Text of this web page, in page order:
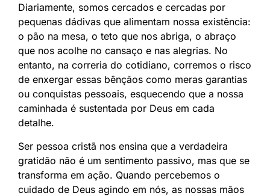
Diariamente, somos cercados e cercadas por
pequenas dádivas que alimentam nossa existência:
o pão na mesa, o teto que nos abriga, o abraço
que nos acolhe no cansaço e nas alegrias. No
entanto, na correria do cotidiano, corremos o risco
de enxergar essas bênçãos como meras garantias
ou conquistas pessoais, esquecendo que a nossa
caminhada é sustentada por Deus em cada
detalhe.
Ser pessoa cristã nos ensina que a verdadeira
gratidão não é um sentimento passivo, mas que se
transforma em ação. Quando percebemos o
cuidado de Deus agindo em nós, as nossas mãos